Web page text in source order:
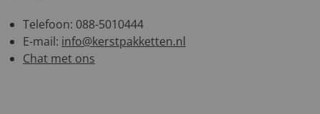
Telefoon: 088-5010444
E-mail: info@kerstpakketten.nl
Chat met ons